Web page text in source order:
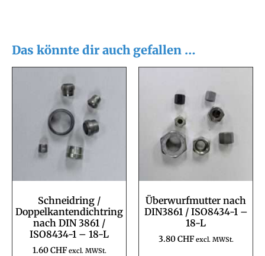
Das könnte dir auch gefallen …
Schneidring /
Doppelkantendichtring
nach DIN 3861 /
ISO8434-1 – 18-L
1.60CHF excl. MWSt.
Überwurfmutter nach
DIN3861 / ISO8434-1 –
18-L
3.80CHF excl. MWSt.